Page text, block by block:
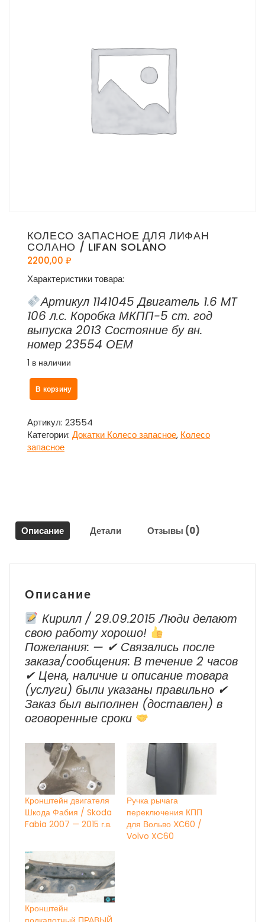
КОЛЕСО ЗАПАСНОЕ ДЛЯ ЛИФАН
СОЛАНО / LIFAN SOLANO
2200,00 ₽
Характеристики товара:
Артикул 1141045 Двигатель 1.6 MT
106 л.с. Коробка МКПП-5 ст. год
выпуска 2013 Состояние бу вн.
номер 23554 ОЕМ
1 в наличии
Количество
товара
запасное
для
Лифан
В корзину
Артикул: 23554
Категории: Докатки Колесо запасное, Колесо
запасное
Описание Детали Отзывы (0)
Описание
Кирилл / 29.09.2015 Люди делают
свою работу хорошо!
Пожелания: — ✔ Cвязались после
заказа/сообщения: В течение 2 часов
✔ Цена, наличие и описание товара
(услуги) были указаны правильно ✔
Заказ был выполнен (доставлен) в
оговоренные сроки
Кронштейн двигателя
Шкода Фабия / Skoda
Fabia 2007 — 2015 г.в.
Ручка рычага
переключения КПП
для Вольво ХС60 /
Volvo XC60
Кронштейн